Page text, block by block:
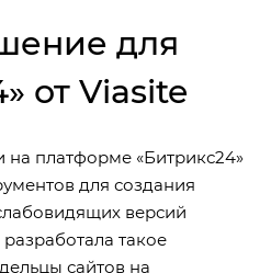
для
от Viasite
платформе «Битрикс24»
для создания
версий
такое
сайтов на